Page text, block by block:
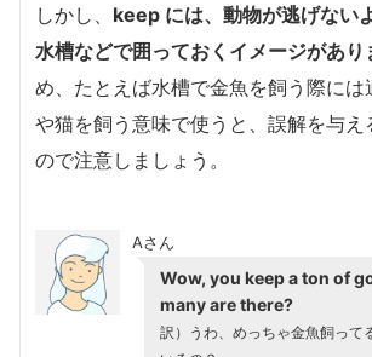
しかし、 keep には、動物が逃げない
水槽などで囲っておくイメージがあり
め、たとえば水槽で金魚を飼う際には
や猫を飼う意味で使うと、誤解を与え
ので注意しましょう。
Aさん
Wow, you keep a ton of
many are there?
訳）うわ、めっちゃ金魚飼って